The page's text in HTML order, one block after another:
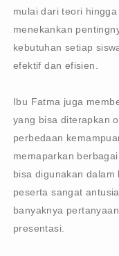
mulai dari teori
menekankan
kebutuhan setiap
efektif dan efisien.
Ibu Fatma juga
yang bisa diterapkan
perbedaan
memaparkan
bisa digunakan dalam
peserta sangat
banyaknya
presentasi.